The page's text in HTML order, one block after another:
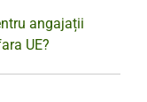
angajații
UE?